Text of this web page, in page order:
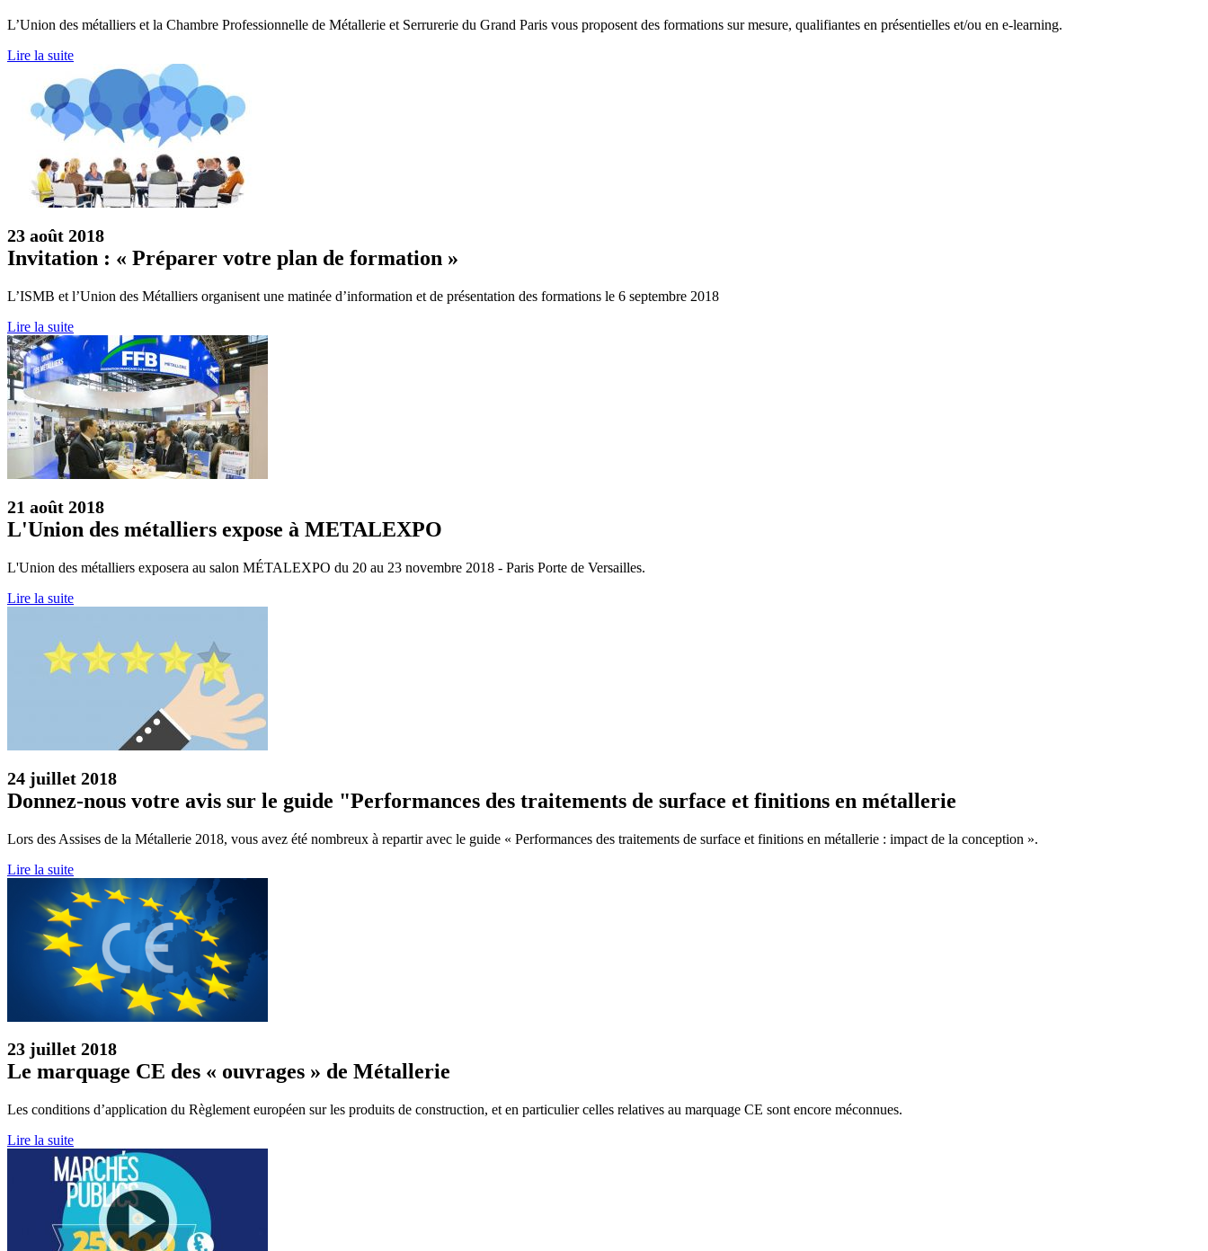
L’Union des métalliers et la Chambre Professionnelle de Métallerie et Serrurerie du Grand Paris vous proposent des formations sur mesure, qualifiantes en présentielles et/ou en e-learning.
Lire la suite
23 août 2018
Invitation : « Préparer votre plan de formation »
L’ISMB et l’Union des Métalliers organisent une matinée d’information et de présentation des formations le 6 septembre 2018
Lire la suite
21 août 2018
L'Union des métalliers expose à METALEXPO
L'Union des métalliers exposera au salon MÉTALEXPO du 20 au 23 novembre 2018 - Paris Porte de Versailles.
Lire la suite
24 juillet 2018
Donnez-nous votre avis sur le guide "Performances des traitements de surface et finitions en métallerie
Lors des Assises de la Métallerie 2018, vous avez été nombreux à repartir avec le guide « Performances des traitements de surface et finitions en métallerie : impact de la conception ».
Lire la suite
23 juillet 2018
Le marquage CE des « ouvrages » de Métallerie
Les conditions d’application du Règlement européen sur les produits de construction, et en particulier celles relatives au marquage CE sont encore méconnues.
Lire la suite